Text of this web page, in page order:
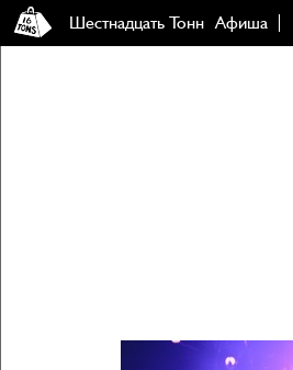
Шестнадцать Тонн Афиша